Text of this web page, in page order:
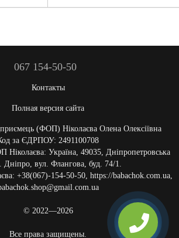
067 154-50-50
Контакты
Полная версия сайта
(ФОП) Ніколаєва Олена Олексіївна
за ЄДРПОУ: 2491100708
Ніколаєва: Україна, 49035, Дніпропетровська
Дніпро, вул. Флангова, буд. 74/1.
+38(067)-154-50-50, https://babachok.com.ua,
© 2022—2026
Все права защищены.